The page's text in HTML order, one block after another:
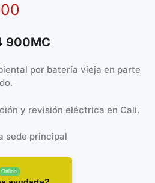
900MC
por batería vieja en parte
y revisión eléctrica en Cali.
sede principal
Online